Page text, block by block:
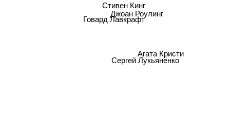
Стивен Кинг
Говард Лавкрафт
Джоан Роулинг
Сергей Лукьяненко
Агата Кристи